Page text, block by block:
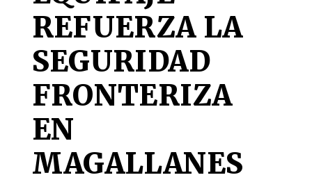
REFUERZA LA
SEGURIDAD
FRONTERIZA
EN
MAGALLANES